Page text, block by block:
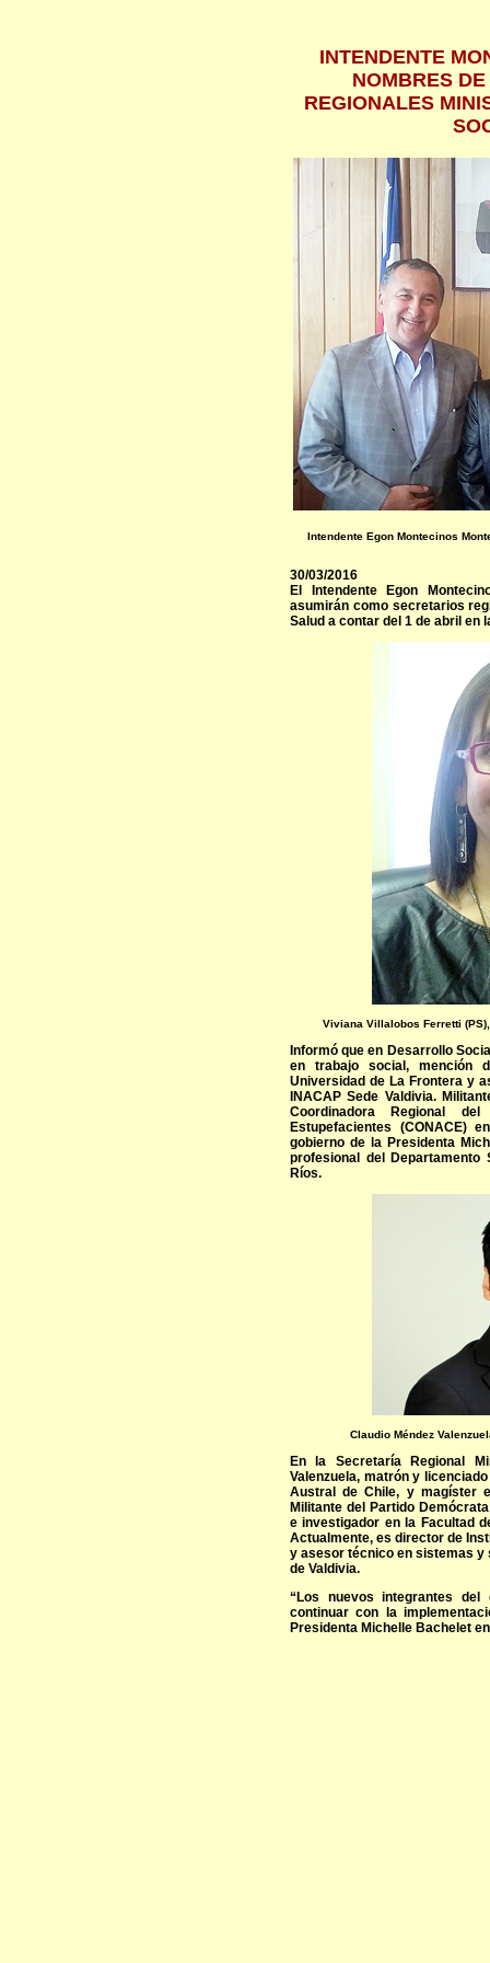
INTENDENTE
NOMBRES
REGIONALES
Intendente Egon Montecinos
30/03/2016
El Intendente Egon
asumirán como secretarios
Salud a contar del 1 de abril en
Viviana Villalobos Ferretti
Informó que en Desarrollo
en trabajo social, mención
Universidad de La Frontera y
INACAP Sede Valdivia.
Coordinadora Regional
Estupefacientes (CONACE)
gobierno de la Presidenta
profesional del
Ríos.
Claudio Méndez
En la Secretaría Regional
Valenzuela, matrón y
Austral de Chile, y magíster
Militante del Partido
e investigador en la Facultad
Actualmente, es director de
y asesor técnico en sistemas y
de Valdivia.
“Los nuevos integrantes
continuar con la
Presidenta Michelle Bachelet